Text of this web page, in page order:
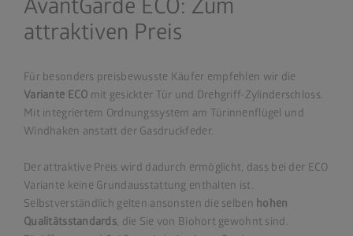
AvantGarde ECO: Zum
attraktiven Preis
Für besonders preisbewusste Käufer empfehlen wir die
Variante ECO mit gesickter Tür und Drehgriff-Zylinderschloss.
Mit integriertem Ordnungssystem am Türinnenflügel und
Windhaken anstatt der Gasdruckfeder.
Der attraktive Preis wird dadurch ermöglicht, dass bei der ECO
Variante keine Grundausstattung enthalten ist.
Selbstverständlich gelten ansonsten die selben hohen
Qualitätsstandards, die Sie von Biohort gewohnt sind.